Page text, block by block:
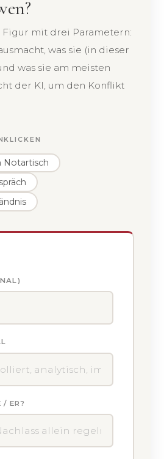
mit drei Parametern:
was sie (in dieser
was sie am meisten
der KI, um den Konflikt
Notartisch
/ ER?